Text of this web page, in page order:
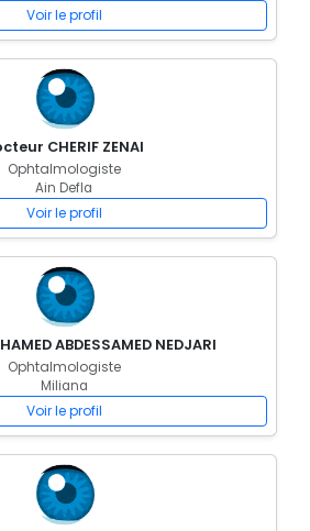
Voir le profil
CHERIF ZENAI
Ophtalmologiste
Ain Defla
Voir le profil
ABDESSAMED NEDJARI
Ophtalmologiste
Miliana
Voir le profil